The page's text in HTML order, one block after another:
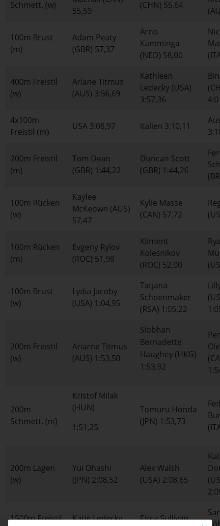
Schmett. (w)
55,59
(CHN) 55,64
100m Brust
(m)
Adam Peaty
(GBR) 57,37
Arno
Kamminga
(NED) 58,00
400m Freistil
(w)
Ariane Titmus
(AUS) 3:56,69
Kathleen
Ledecky (USA)
3:57,36
4x100m
Freistil (m)
USA 3:08,97 Italien 3:10,11
200m Freistil
(m)
Tom Dean
(GBR) 1:44,22
Duncan Scott
(GBR) 1:44,26
100m Rücken
(w)
Kaylee
McKeown (AUS)
57,47
Kylie Masse
(CAN) 57,72
100m Rücken
(m)
Evgeny Rylov
(ROC) 51,98
Kliment
Kolesnikov
(ROC) 52,00
100m Brust
(w)
Lydia Jacoby
(USA) 1:04,95
Tatjana
Schoenmaker
(RSA) 1:05,22
200m Freistil
(w)
Ariarne Titmus
(AUS) 1:53,50
Siobhan
Bernadette
Haughey (HKG)
1:53,92
200m
Schmett. (m)
Kristof Milak
(HUN)
1:51,25
Tomuru Honda
(JPN) 1:53,73
200m Lagen
(w)
Yui Ohashi
(JPN) 2:08,52
Alex Walsh
(USA) 2:08,65
1500m Freistil
Katie Ledecky
Eirca Sullivan